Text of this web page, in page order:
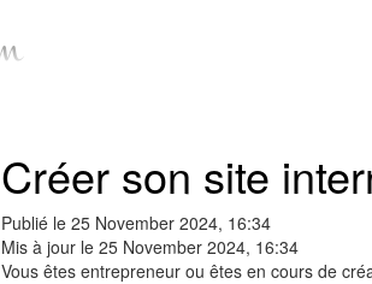
Créer son site
Publié le25 November 2024, 16:34
Mis à jour le25 November 2024, 16:34
Vous êtes entrepreneur ou êtes en cours de